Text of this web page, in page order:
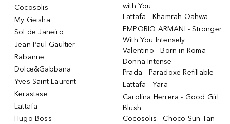
Cocosolis
My Geisha
Sol de Janeiro
Jean Paul Gaultier
Rabanne
Dolce&Gabbana
Yves Saint Laurent
Kerastase
Lattafa
Hugo Boss
with You
Lattafa - Khamrah Qahwa
EMPORIO ARMANI - Stronger
With You Intensely
Valentino - Born in Roma
Donna Intense
Prada - Paradoxe Refillable
Lattafa - Yara
Carolina Herrera - Good Girl
Blush
Cocosolis - Choco Sun Tan